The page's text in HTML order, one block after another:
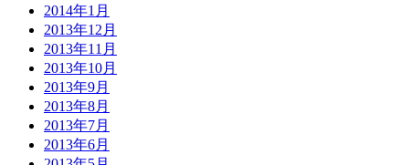
2014年1月
2013年12月
2013年11月
2013年10月
2013年9月
2013年8月
2013年7月
2013年6月